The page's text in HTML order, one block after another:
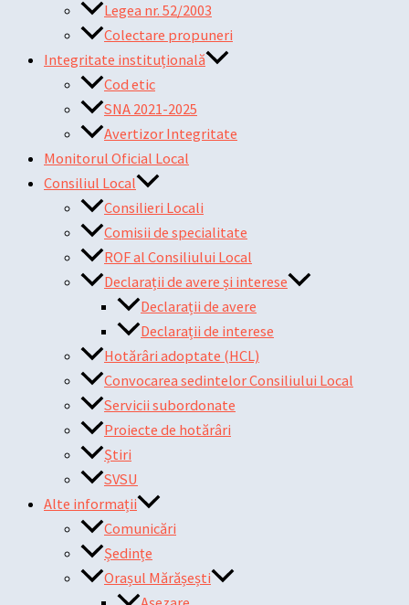
Legea nr. 52/2003
Colectare propuneri
Integritate instituțională
Cod etic
SNA 2021-2025
Avertizor Integritate
Monitorul Oficial Local
Consiliul Local
Consilieri Locali
Comisii de specialitate
ROF al Consiliului Local
Declarații de avere și interese
Declarații de avere
Declarații de interese
Hotărâri adoptate (HCL)
Convocarea sedintelor Consiliului Local
Servicii subordonate
Proiecte de hotărâri
Știri
SVSU
Alte informații
Comunicări
Ședințe
Orașul Mărășești